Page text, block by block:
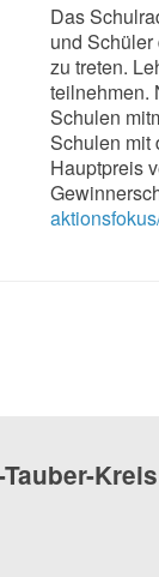
Das
und
zu treten.
teilnehmen.
Schulen
Schulen mit
Hauptpreis